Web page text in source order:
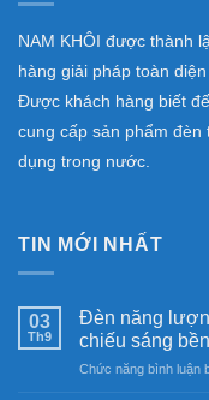
NAM KHÔI được thành
hàng giải pháp toàn
Được khách hàng biết
cung cấp sản phẩm
dụng trong nước.
TIN MỚI NHẤT
03
Th9
Đèn năng
chiếu sáng
Chức năng bình luận